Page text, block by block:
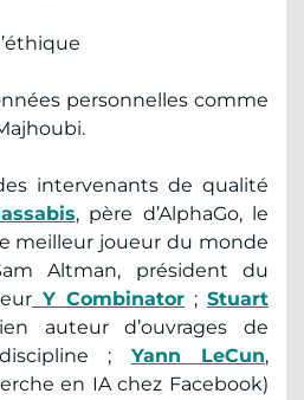
personnelles comme
intervenants de qualité
, père d’AlphaGo, le
meilleur joueur du monde
Altman, président du
Y Combinator ; Stuart
auteur d’ouvrages de
; Yann LeCun,
en IA chez Facebook)